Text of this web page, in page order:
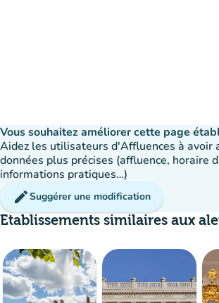
Vous souhaitez améliorer cette page
Aidez les utilisateurs d'Affluences à avoir
données plus précises (affluence, horaire
informations pratiques…)
editSuggérer une modification
Etablissements similaires aux